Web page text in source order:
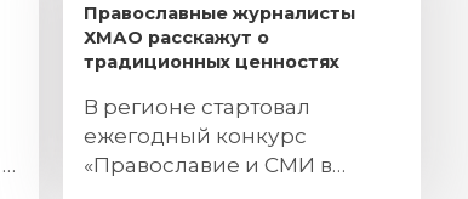
Православные журналисты
ХМАО расскажут о
традиционных ценностях
В регионе стартовал
ежегодный конкурс
«Православие и СМИ в